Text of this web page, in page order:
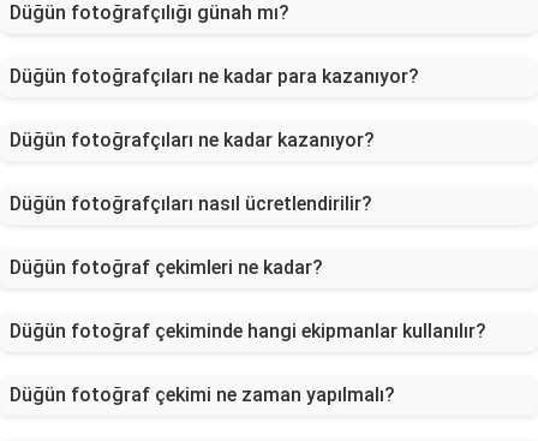
Düğün fotoğrafçılığı günah mı?
Düğün fotoğrafçıları ne kadar para kazanıyor?
Düğün fotoğrafçıları ne kadar kazanıyor?
Düğün fotoğrafçıları nasıl ücretlendirilir?
Düğün fotoğraf çekimleri ne kadar?
Düğün fotoğraf çekiminde hangi ekipmanlar kullanılır?
Düğün fotoğraf çekimi ne zaman yapılmalı?